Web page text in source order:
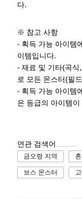
다.
※ 참고 사항
- 획득 가능 아이템
이템입니다.
- 재료 및 기타(곡식
로 모든 몬스터(필
- 획득 가능 아이템
은 등급의 아이템
연관 검색어
금오령 지역
보스 몬스터